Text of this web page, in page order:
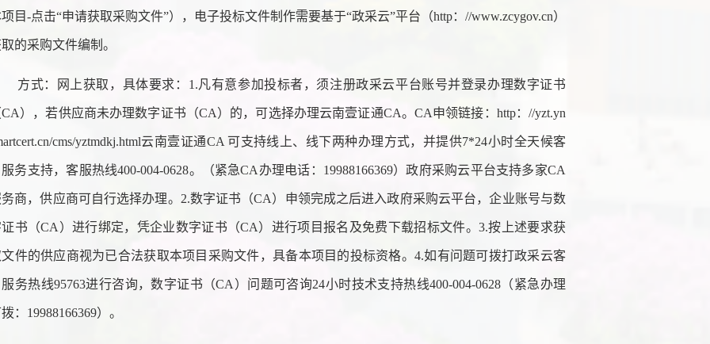
目-点击“申请获取采购文件”），电子投标文件制作需要基于“政采云”平台（http：//www.zcygov.cn）
的采购文件编制。
方式：网上获取，具体要求： 1.凡有意参加投标者，须注册政采云平台账号并登录办理数字证书
），若供应商未办理数字证书（CA）的，可选择办理云南壹证通CA。CA申领链接：http：//yzt.yn
cms/yztmdkj.html云南壹证通CA 可支持线上、线下两种办理方式，并提供7*24小时全天候客
务支持，客服热线400-004-0628。（紧急CA办理电话：19988166369）政府采购云平台支持多家CA
商，供应商可自行选择办理。2.数字证书（CA）申领完成之后进入政府采购云平台，企业账号与数
书（CA）进行绑定，凭企业数字证书（CA）进行项目报名及免费下载招标文件。3.按上述要求获
件的供应商视为已合法获取本项目采购文件，具备本项目的投标资格。4.如有问题可拨打政采云客
务热线95763进行咨询，数字证书（CA）问题可咨询24小时技术支持热线400-004-0628（紧急办理
：19988166369）。